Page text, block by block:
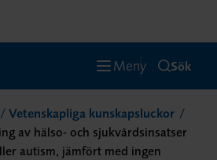
Meny Sök
Vetenskapliga kunskapsluckor
av hälso- och sjukvårdsinsatser
autism, jämfört med ingen